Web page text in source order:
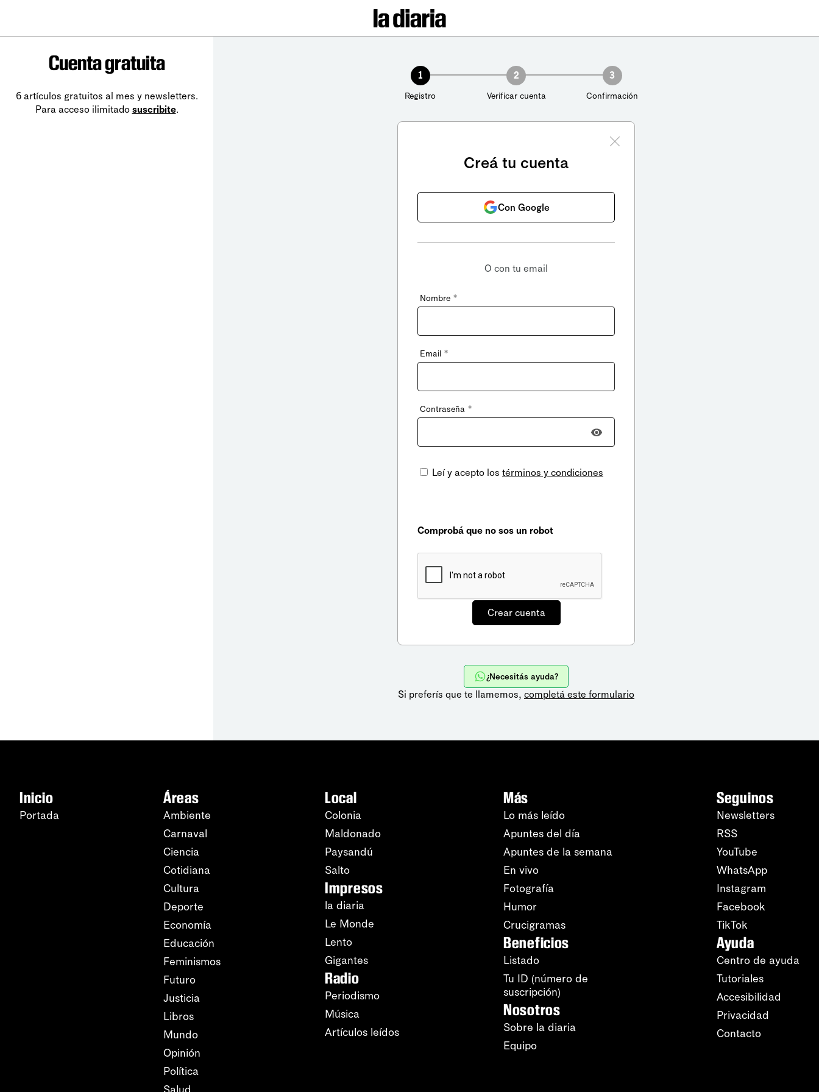
Cuenta gratuita
6 artículos gratuitos al mes y newsletters.
Para acceso ilimitado suscribite.
1
Registro
2
Verificar cuenta
3
Confirmación
Creá tu cuenta
Con Google
O con tu email
Nombre *
Email *
Contraseña *
Leí y acepto los términos y condiciones
Comprobá que no sos un robot
¿Necesitás ayuda?
Si preferís que te llamemos, completá este formulario
Inicio
Portada
Áreas
Ambiente
Carnaval
Ciencia
Cotidiana
Cultura
Deporte
Economía
Educación
Feminismos
Futuro
Justicia
Libros
Mundo
Opinión
Política
Local
Colonia
Maldonado
Paysandú
Salto
Impresos
la diaria
Le Monde
Lento
Gigantes
Radio
Periodismo
Música
Artículos leídos
Más
Lo más leído
Apuntes del día
Apuntes de la semana
En vivo
Fotografía
Humor
Crucigramas
Beneficios
Listado
Tu ID (número de
suscripción)
Nosotros
Sobre la diaria
Equipo
Seguinos
Newsletters
RSS
YouTube
WhatsApp
Instagram
Facebook
TikTok
Ayuda
Centro de ayuda
Tutoriales
Accesibilidad
Privacidad
Contacto